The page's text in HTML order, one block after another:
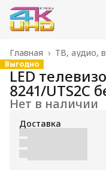
ТВ, аудио,
Главная ›
Выгодно
LED
8241/UTS2C
Нет в наличии
Доставка